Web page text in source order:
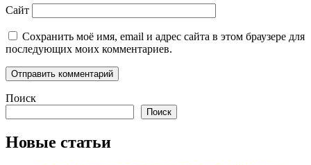
Сайт
Сохранить моё имя, email и адрес сайта в этом браузере для
последующих моих комментариев.
Поиск
Поиск
Новые статьи